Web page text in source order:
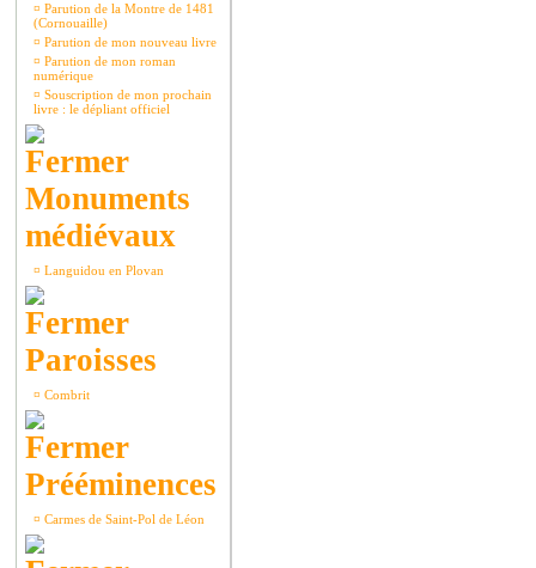
¤ Parution de la Montre de 1481
(Cornouaille)
¤ Parution de mon nouveau livre
¤ Parution de mon roman
numérique
¤ Souscription de mon prochain
livre : le dépliant officiel
Monuments
médiévaux
¤ Languidou en Plovan
Paroisses
¤ Combrit
Prééminences
¤ Carmes de Saint-Pol de Léon